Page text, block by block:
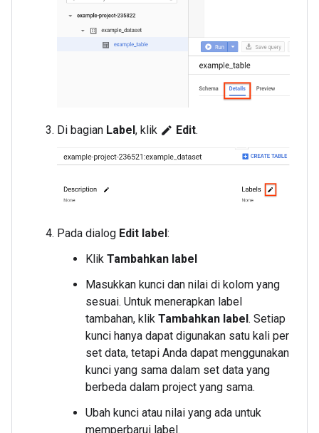
Di bagian Label, klik edit Edit.
Pada dialog Edit label:
Klik Tambahkan label
Masukkan kunci dan nilai di kolom yang
sesuai. Untuk menerapkan label
tambahan, klik Tambahkan label. Setiap
kunci hanya dapat digunakan satu kali per
set data, tetapi Anda dapat menggunakan
kunci yang sama dalam set data yang
berbeda dalam project yang sama.
Ubah kunci atau nilai yang ada untuk
memperbarui label.